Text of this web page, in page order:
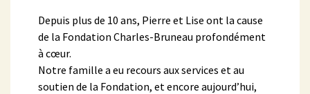
Depuis plus de 10 ans, Pierre et Lise ont la cause
de la Fondation Charles-Bruneau profondément
à cœur.
Notre famille a eu recours aux services et au
soutien de la Fondation, et encore aujourd’hui,